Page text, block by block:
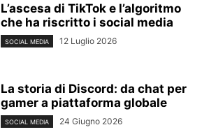
L’ascesa di TikTok e l’algoritmo
che ha riscritto i social media
SOCIAL MEDIA 12 Luglio 2026
La storia di Discord: da chat per
gamer a piattaforma globale
SOCIAL MEDIA 24 Giugno 2026